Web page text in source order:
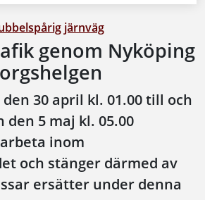
järnväg
genom Nyköping
30 april kl. 01.00 till och
den 5 maj kl. 05.00
inom
och stänger därmed av
ersätter under denna